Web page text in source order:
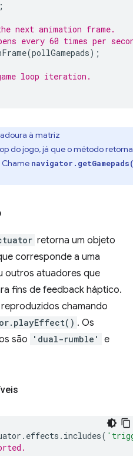
next animation frame.
every 60 times per
(pollGamepads);
loop iteration.
à matriz
do jogo, já que o método
Chame
retorna um objeto
corresponde a uma
outros atuadores que
fins de feedback háptico.
chamando
. Os
são
'dual-rumble' e
. effects . includes(